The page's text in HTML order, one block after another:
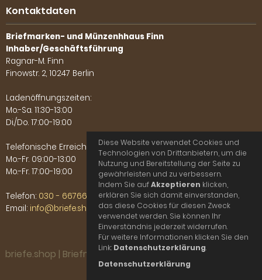
Kontaktdaten
Briefmarken- und Münzenhhaus Finn
Inhaber/Geschäftsführung
Ragnar-M. Finn
Finowstr. 2, 10247 Berlin
Ladenöffnungszeiten:
Mo.-Sa. 11:30-13:00
Di./Do. 17:00-19:00
Telefonische Erreichbarkeit:
Mo.-Fr. 09:00-13:00
Mo.-Fr. 17:00-19:00
Telefon: 030 - 66766702
Email: info@briefe.shop
briefe.shop | Briefmarken- und Münzenhaus Finn © 2026
Diese Website verwendet Cookies und
Technologien von Drittanbietern, um die
Nutzung und Bereitstellung der Seite zu
gewährleisten und zu verbessern.
Indem Sie aufAkzeptieren klicken,
erklären Sie sich damit einverstanden,
das diese Cookies für diesen Zweck
verwendet werden. Sie können Ihr
Einverständnis jederzeit widerrufen.
Für weitere Informationen klicken Sie den
Link: Datenschutzerklärung.
Datenschutzerklärung